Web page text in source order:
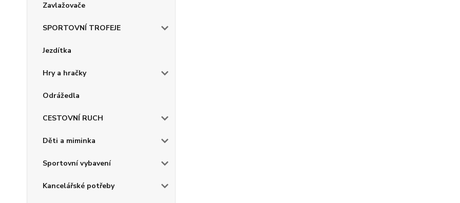
Zavlažovače
SPORTOVNÍ TROFEJE
Jezdítka
Hry a hračky
Odrážedla
CESTOVNÍ RUCH
Děti a miminka
Sportovní vybavení
Kancelářské potřeby